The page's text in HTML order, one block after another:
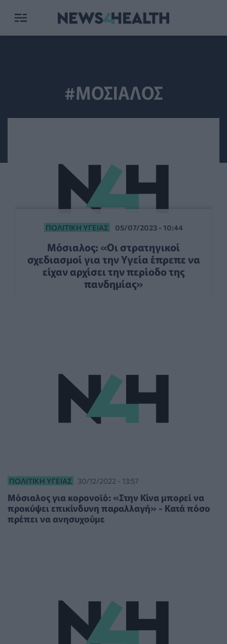
#ΜΟΣΙΑΛΟΣ
ΠΟΛΙΤΙΚΉ ΥΓΕΊΑΣ 05/07/2023 - 10:44
Μόσιαλος: «Οι στρατηγικοί
σχεδιασμοί για την Υγεία έπρεπε να
είχαν αρχίσει την περίοδο της
πανδημίας»
ΠΟΛΙΤΙΚΉ ΥΓΕΊΑΣ 30/12/2022 - 13:57
Μόσιαλος για κορονοϊό: «Στην Κίνα μπορεί να
προκύψει επικίνδυνη παραλλαγή» - Κατά πόσο
πρέπει να ανησυχούμε